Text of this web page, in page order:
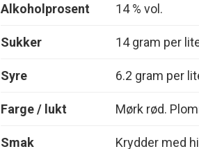
Alkoholprosent 14 % vol.
Sukker 14 gram per
Syre 6.2 gram per
Farge / lukt Mørk rød.
Smak Krydder med